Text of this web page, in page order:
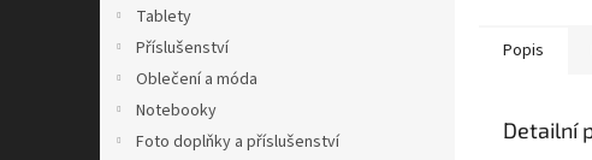
Tablety
Příslušenství
Oblečení a móda
Notebooky
Foto doplňky a příslušenství
Popis
Detailní